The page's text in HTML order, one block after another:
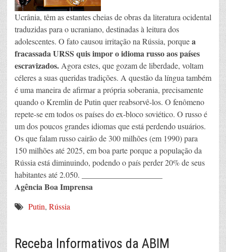
Ucrânia, têm as estantes cheias de obras da literatura ocidental
traduzidas para o ucraniano, destinadas à leitura dos
adolescentes. O fato causou irritação na Rússia, porquea
fracassada URSS quis impor o idioma russo aos países
escravizados.Agora estes, que gozam de liberdade, voltam
céleres a suas queridas tradições. A questão da língua também
é uma maneira de afirmar a própria soberania, precisamente
quando o Kremlin de Putin quer reabsorvê-los. O fenômeno
repete-se em todos os países do ex-bloco soviético. O russo é
um dos poucos grandes idiomas que está perdendo usuários.
Os que falam russo cairão de 300 milhões (em 1990) para
150 milhões até 2025, em boa parte porque a população da
Rússia está diminuindo, podendo o país perder 20% de seus
habitantes até 2.050.
Agência Boa Imprensa
Putin, Rússia
Receba Informativos da ABIM